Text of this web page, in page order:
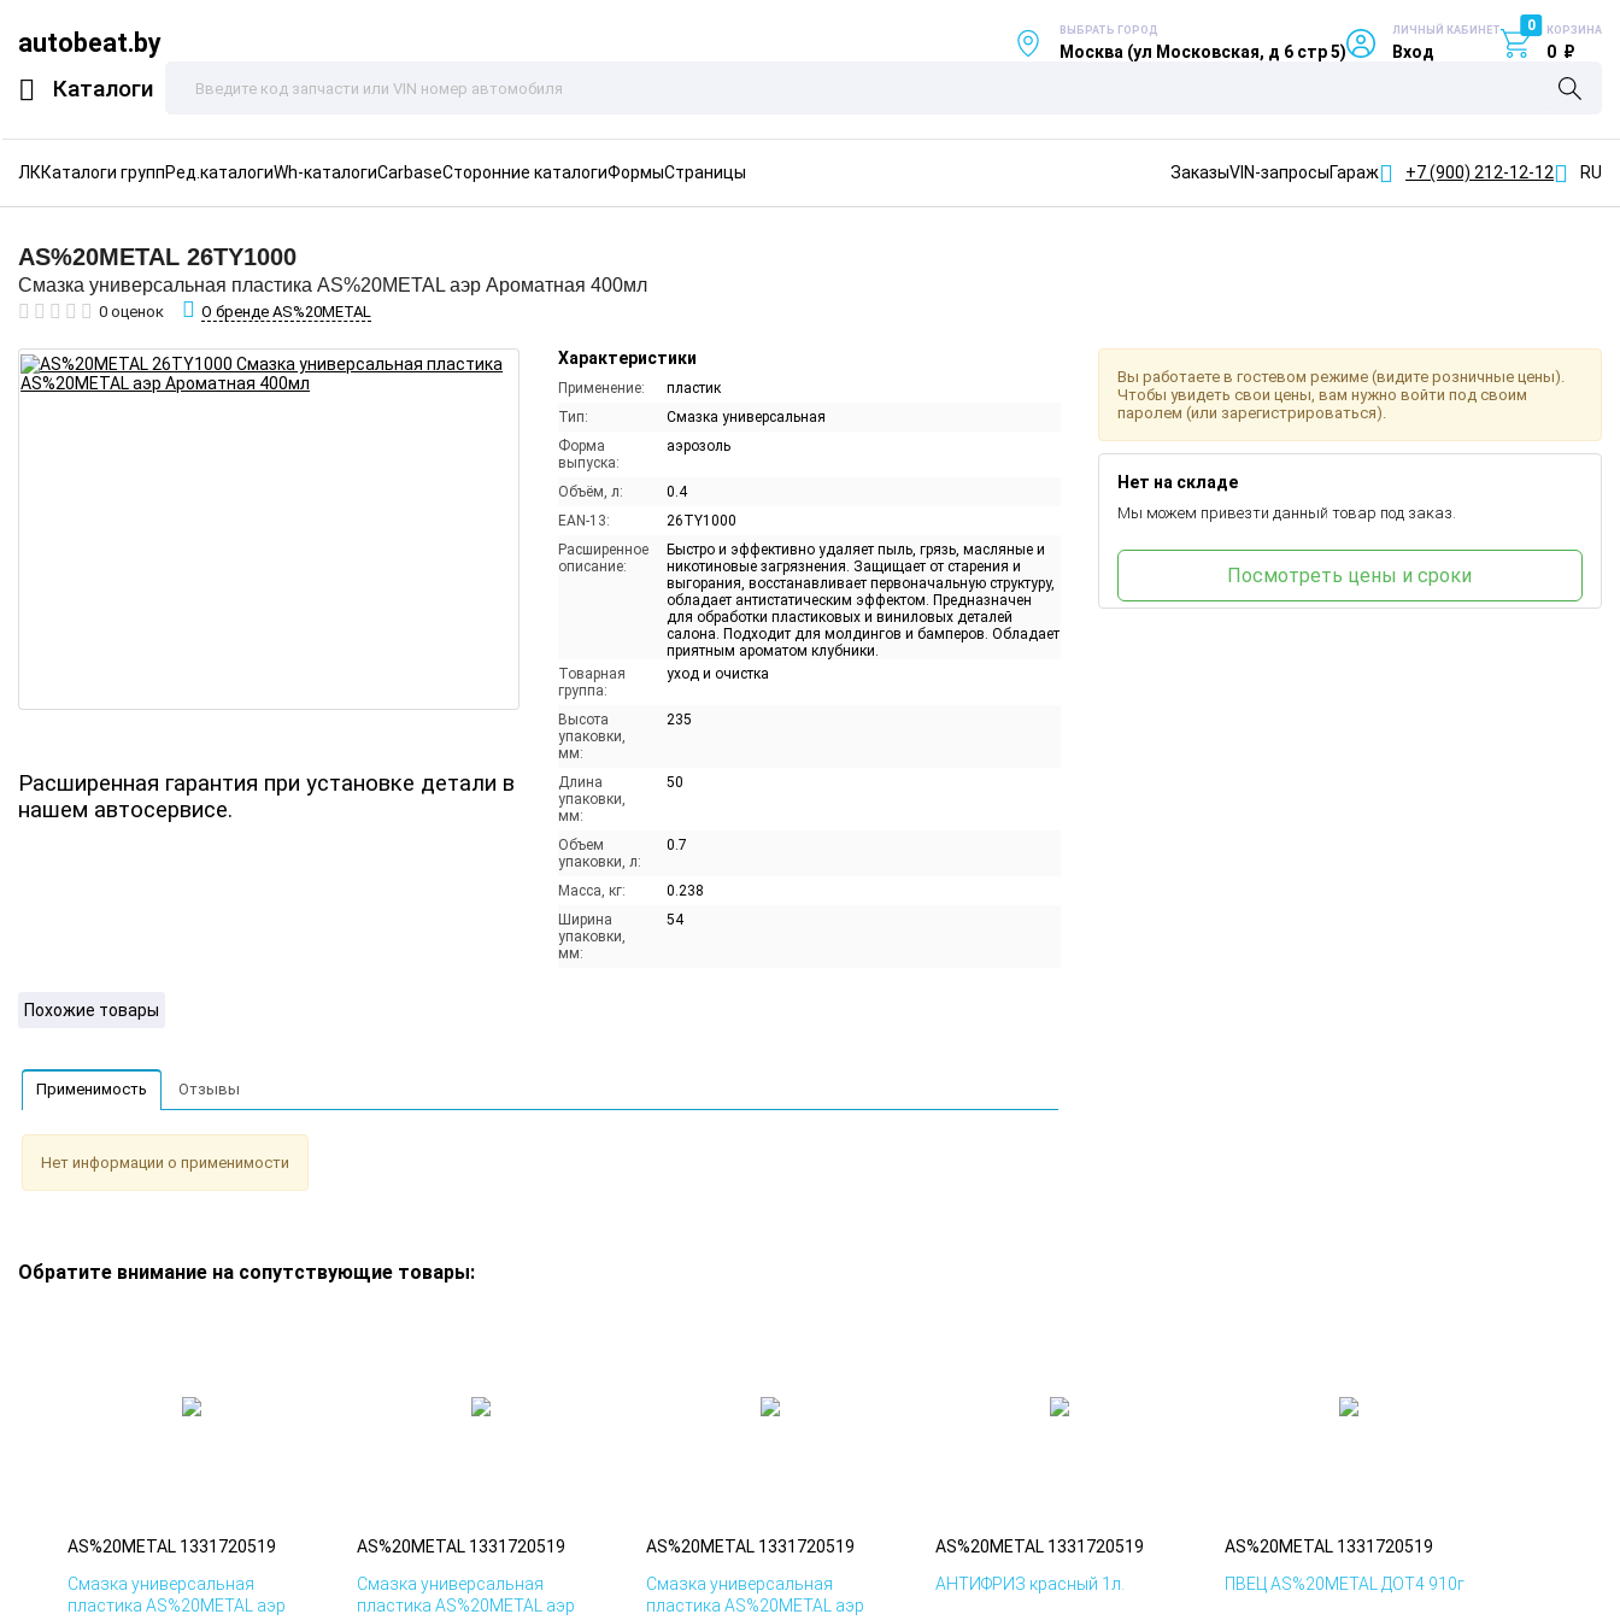
autobeat.by
Каталоги
ВЫБРАТЬ ГОРОД
Москва (ул Московская, д 6 стр 5)
ЛИЧНЫЙ КАБИНЕТ
Вход
0 КОРЗИНА
0 ₽
ЛККаталоги группРед.каталогиWh-каталогиCarbaseСторонние каталогиФормыСтраницы ЗаказыVIN-запросыГараж +7 (900) 212-12-12 RU
AS%20METAL 26TY1000
Смазка универсальная пластика AS%20METAL аэр Ароматная 400мл
0 оценок О бренде AS%20METAL
Расширенная гарантия при установке детали в
нашем автосервисе.
Характеристики
Применение:
пластик
Тип:
Смазка универсальная
Форма
выпуска:
аэрозоль
Объём, л:
0.4
EAN-13:
26TY1000
Расширенное
описание:
Быстро и эффективно удаляет пыль, грязь, масляные и
никотиновые загрязнения. Защищает от старения и
выгорания, восстанавливает первоначальную структуру,
обладает антистатическим эффектом. Предназначен
для обработки пластиковых и виниловых деталей
салона. Подходит для молдингов и бамперов. Обладает
приятным ароматом клубники.
Товарная
группа:
уход и очистка
Высота
упаковки,
мм:
235
Длина
упаковки,
мм:
50
Объем
упаковки, л:
0.7
Масса, кг:
0.238
Ширина
упаковки,
мм:
54
Вы работаете в гостевом режиме (видите розничные цены).
Чтобы увидеть свои цены, вам нужно войти под своим
паролем (или зарегистрироваться).
Нет на складе
Мы можем привезти данный товар под заказ.
Посмотреть цены и сроки
Похожие товары
Применимость Отзывы
Нет информации о применимости
Обратите внимание на сопутствующие товары:
AS%20METAL 1331720519
Смазка универсальная
пластика AS%20METAL аэр
AS%20METAL 1331720519
Смазка универсальная
пластика AS%20METAL аэр
AS%20METAL 1331720519
Смазка универсальная
пластика AS%20METAL аэр
AS%20METAL 1331720519
АНТИФРИЗ красный 1л.
AS%20METAL 1331720519
ПВЕЦ AS%20METAL ДОТ4 910г